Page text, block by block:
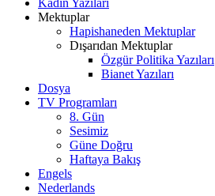
Kadın Yazıları
Mektuplar
Hapishaneden Mektuplar
Dışarıdan Mektuplar
Özgür Politika Yazıları
Bianet Yazıları
Dosya
TV Programları
8. Gün
Sesimiz
Güne Doğru
Haftaya Bakış
Engels
Nederlands